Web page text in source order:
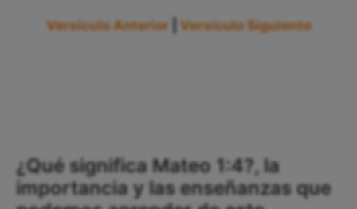
Versículo Anterior Versículo Siguiente
¿Qué significa Mateo 1:4?, la
importancia y las enseñanzas que